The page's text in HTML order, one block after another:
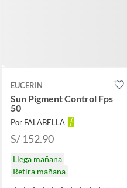
EUCERIN
Sun Pigment Control Fps
50
Por FALABELLA
S/ 152.90
Llega mañana
Retira mañana